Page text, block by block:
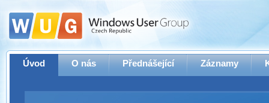
Úvod O nás Přednášející Záznamy